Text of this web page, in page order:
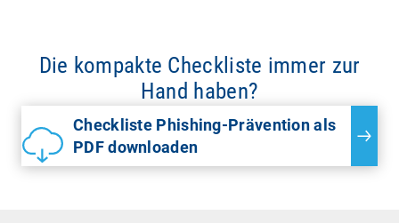
Die kompakte Checkliste immer zur
Hand haben?
Checkliste Phishing-Prävention als
PDF downloaden